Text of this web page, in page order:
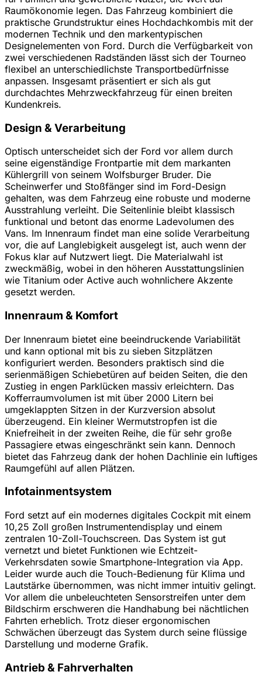
Raumökonomie legen. Das Fahrzeug kombiniert die
praktische Grundstruktur eines Hochdachkombis mit der
modernen Technik und den markentypischen
Designelementen von Ford. Durch die Verfügbarkeit von
zwei verschiedenen Radständen lässt sich der Tourneo
flexibel an unterschiedlichste Transportbedürfnisse
anpassen. Insgesamt präsentiert er sich als gut
durchdachtes Mehrzweckfahrzeug für einen breiten
Kundenkreis.
Design & Verarbeitung
Optisch unterscheidet sich der Ford vor allem durch
seine eigenständige Frontpartie mit dem markanten
Kühlergrill von seinem Wolfsburger Bruder. Die
Scheinwerfer und Stoßfänger sind im Ford-Design
gehalten, was dem Fahrzeug eine robuste und moderne
Ausstrahlung verleiht. Die Seitenlinie bleibt klassisch
funktional und betont das enorme Ladevolumen des
Vans. Im Innenraum findet man eine solide Verarbeitung
vor, die auf Langlebigkeit ausgelegt ist, auch wenn der
Fokus klar auf Nutzwert liegt. Die Materialwahl ist
zweckmäßig, wobei in den höheren Ausstattungslinien
wie Titanium oder Active auch wohnlichere Akzente
gesetzt werden.
Innenraum & Komfort
Der Innenraum bietet eine beeindruckende Variabilität
und kann optional mit bis zu sieben Sitzplätzen
konfiguriert werden. Besonders praktisch sind die
serienmäßigen Schiebetüren auf beiden Seiten, die den
Zustieg in engen Parklücken massiv erleichtern. Das
Kofferraumvolumen ist mit über 2000 Litern bei
umgeklappten Sitzen in der Kurzversion absolut
überzeugend. Ein kleiner Wermutstropfen ist die
Kniefreiheit in der zweiten Reihe, die für sehr große
Passagiere etwas eingeschränkt sein kann. Dennoch
bietet das Fahrzeug dank der hohen Dachlinie ein luftiges
Raumgefühl auf allen Plätzen.
Infotainmentsystem
Ford setzt auf ein modernes digitales Cockpit mit einem
10,25 Zoll großen Instrumentendisplay und einem
zentralen 10-Zoll-Touchscreen. Das System ist gut
vernetzt und bietet Funktionen wie Echtzeit-
Verkehrsdaten sowie Smartphone-Integration via App.
Leider wurde auch die Touch-Bedienung für Klima und
Lautstärke übernommen, was nicht immer intuitiv gelingt.
Vor allem die unbeleuchteten Sensorstreifen unter dem
Bildschirm erschweren die Handhabung bei nächtlichen
Fahrten erheblich. Trotz dieser ergonomischen
Schwächen überzeugt das System durch seine flüssige
Darstellung und moderne Grafik.
Antrieb & Fahrverhalten